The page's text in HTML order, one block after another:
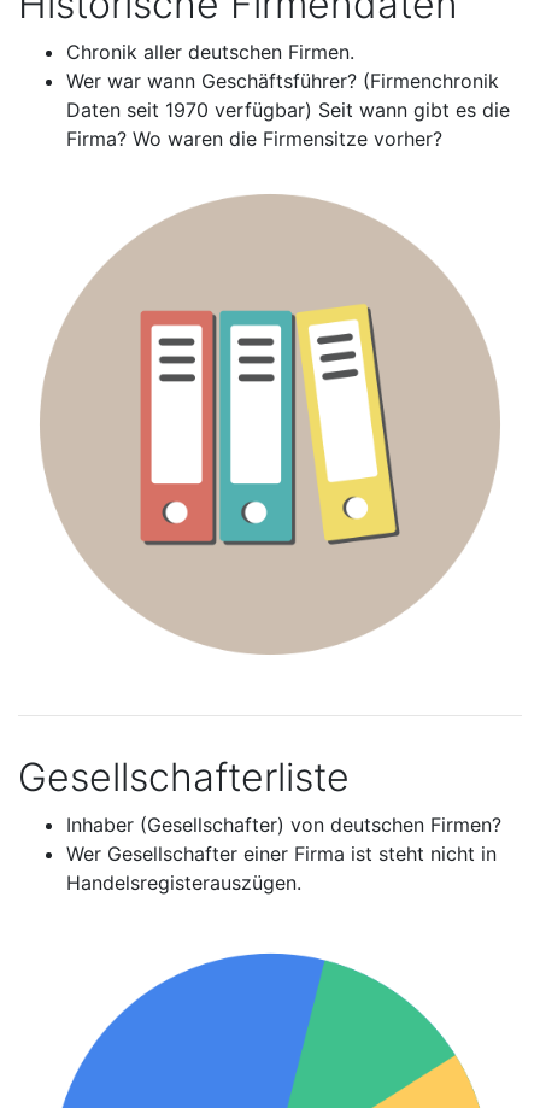
Chronik aller deutschen Firmen.
Wer war wann Geschäftsführer? (Firmenchronik
Daten seit 1970 verfügbar) Seit wann gibt es die
Firma? Wo waren die Firmensitze vorher?
Gesellschafterliste
Inhaber (Gesellschafter) von deutschen Firmen?
Wer Gesellschafter einer Firma ist steht nicht in
Handelsregisterauszügen.